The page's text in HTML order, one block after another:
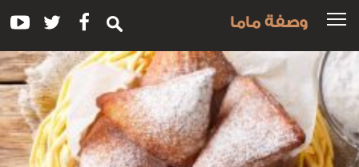
وصفة ماما